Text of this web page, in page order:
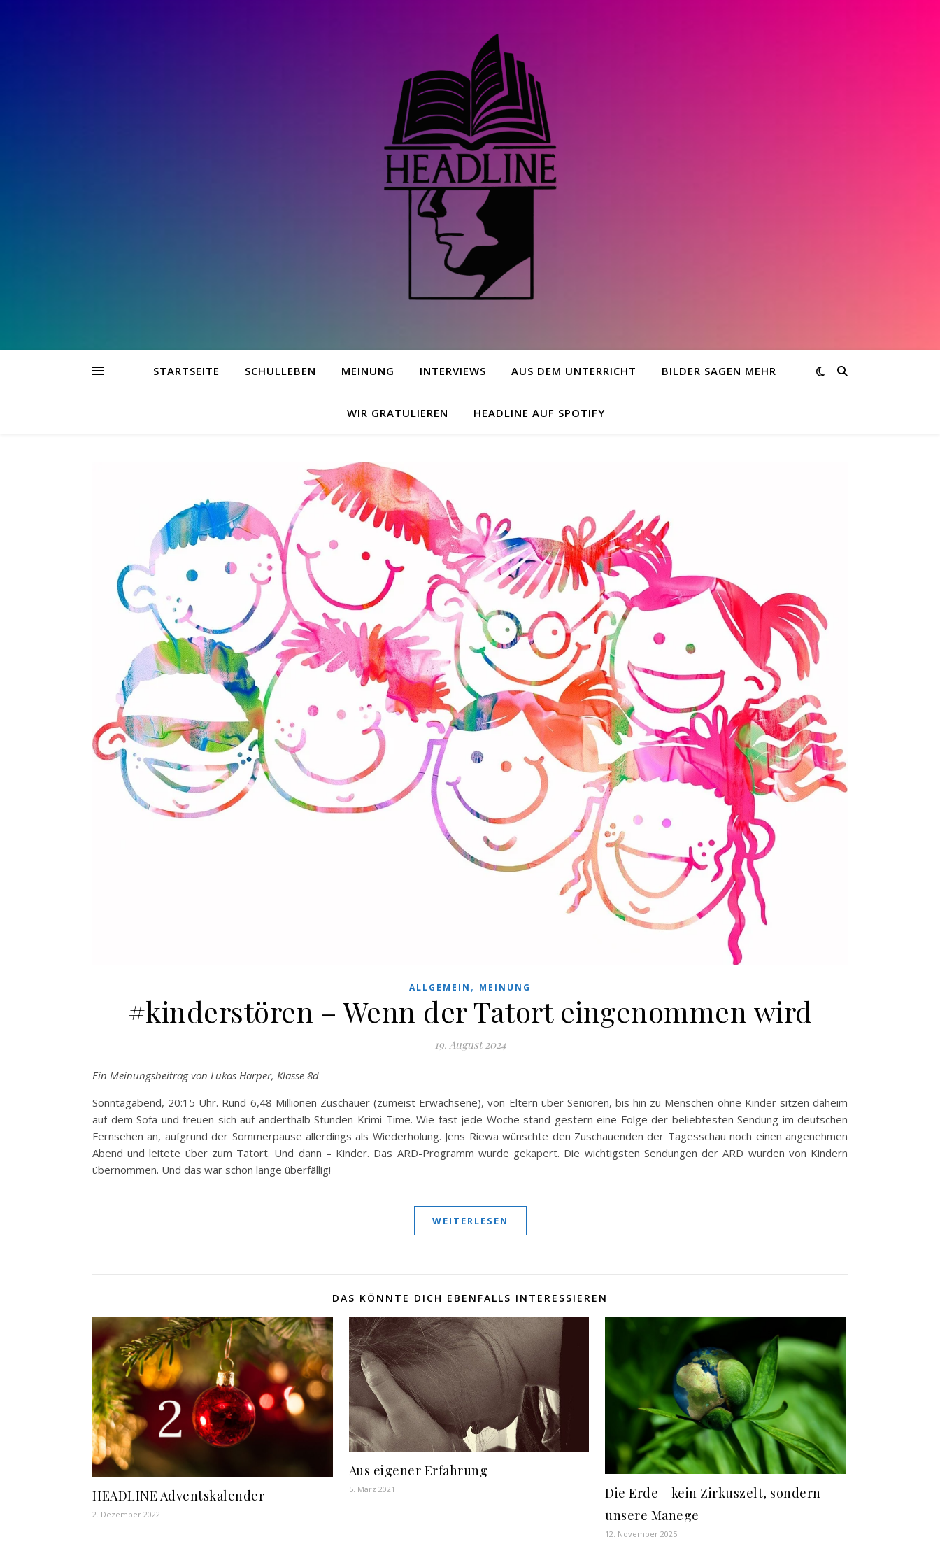
STARTSEITE SCHULLEBEN MEINUNG INTERVIEWS AUS DEM UNTERRICHT BILDER SAGEN MEHR
WIR GRATULIEREN HEADLINE AUF SPOTIFY
ALLGEMEIN , MEINUNG
#kinderstören – Wenn der Tatort eingenommen wird
19. August 2024
Ein Meinungsbeitrag von Lukas Harper, Klasse 8d
Sonntagabend, 20:15 Uhr. Rund 6,48 Millionen Zuschauer (zumeist Erwachsene), von Eltern über Senioren, bis hin zu Menschen ohne Kinder sitzen daheim
auf dem Sofa und freuen sich auf anderthalb Stunden Krimi-Time. Wie fast jede Woche stand gestern eine Folge der beliebtesten Sendung im deutschen
Fernsehen an, aufgrund der Sommerpause allerdings als Wiederholung. Jens Riewa wünschte den Zuschauenden der Tagesschau noch einen angenehmen
Abend und leitete über zum Tatort. Und dann – Kinder. Das ARD-Programm wurde gekapert. Die wichtigsten Sendungen der ARD wurden von Kindern
übernommen. Und das war schon lange überfällig!
WEITERLESEN
DAS KÖNNTE DICH EBENFALLS INTERESSIEREN
HEADLINE Adventskalender
2. Dezember 2022
Aus eigener Erfahrung
5. März 2021
Die Erde – kein Zirkuszelt, sondern
unsere Manege
12. November 2025